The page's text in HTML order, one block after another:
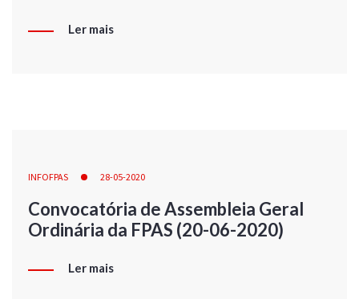
Ler mais
INFOFPAS 28-05-2020
Convocatória de Assembleia Geral
Ordinária da FPAS (20-06-2020)
Ler mais